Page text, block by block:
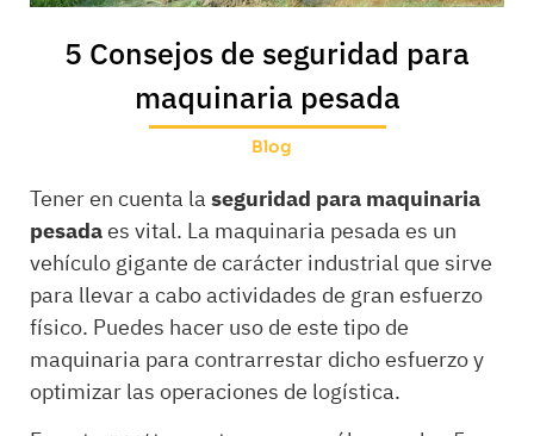
5 Consejos de seguridad para
maquinaria pesada
Blog
Tener en cuenta laseguridad para maquinaria
pesadaes vital. La maquinaria pesada es un
vehículo gigante de carácter industrial que sirve
para llevar a cabo actividades de gran esfuerzo
físico. Puedes hacer uso de este tipo de
maquinaria para contrarrestar dicho esfuerzo y
optimizar las operaciones de logística.